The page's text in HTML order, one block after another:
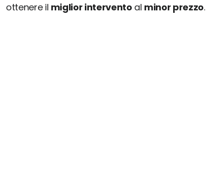
ottenere il miglior intervento al minor prezzo.